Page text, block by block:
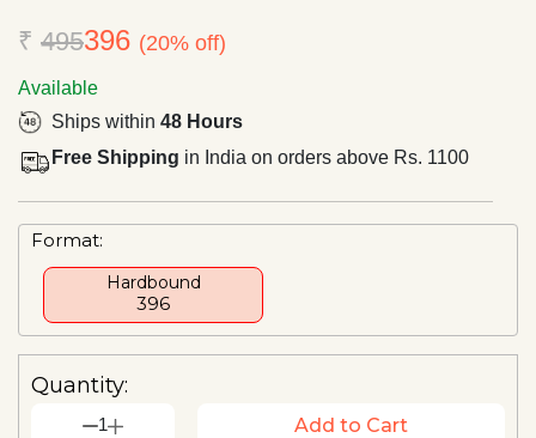
₹ 495396 (20% off)
Available
Ships within 48 Hours
Free Shipping in India on orders above Rs. 1100
Format:
Hardbound
₹396
Quantity:
1 Add to Cart